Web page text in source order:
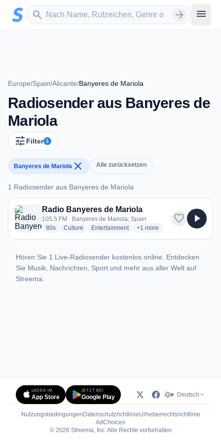
Zum Hauptinhalt springen
search
Sender suchen arrow_forward menu
Europe/Spain/Alicante/Banyeres de Mariola
Radiosender aus Banyeres de
Mariola
tune Filter 1
Banyeres de Mariola close Alle zurücksetzen
1 Radiosender aus Banyeres de Mariola
1 Radiosender aus Banyeres de Mariola
Radio Banyeres de Mariola
105.5 FM · Banyeres de Mariola, Spain
80sradio stations
Culture radio stations
Entertainmentradio stations
+1 more genres for Radio
more
favorite play_arrow
Hören Sie 1 Live-Radiosender kostenlos online. Entdecken
Sie Musik, Nachrichten, Sport und mehr aus aller Welt auf
Streema.
LADEN IM
App Store
JETZT BEI
Google Play Deutsch
Nutzungsbedingungen DatenschutzrichtlinieUrheberrechtsrichtlinie
AdChoices(öffnet in neuem Tab)
© 2026 Streema, Inc. Alle Rechte vorbehalten